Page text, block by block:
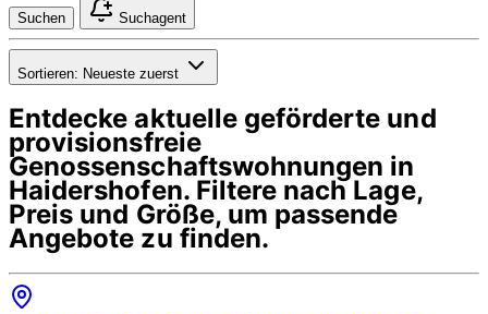
Suchen Suchagent
Sortieren: Neueste zuerst
Entdecke aktuelle geförderte und
provisionsfreie
Genossenschaftswohnungen in
Haidershofen. Filtere nach Lage,
Preis und Größe, um passende
Angebote zu finden.